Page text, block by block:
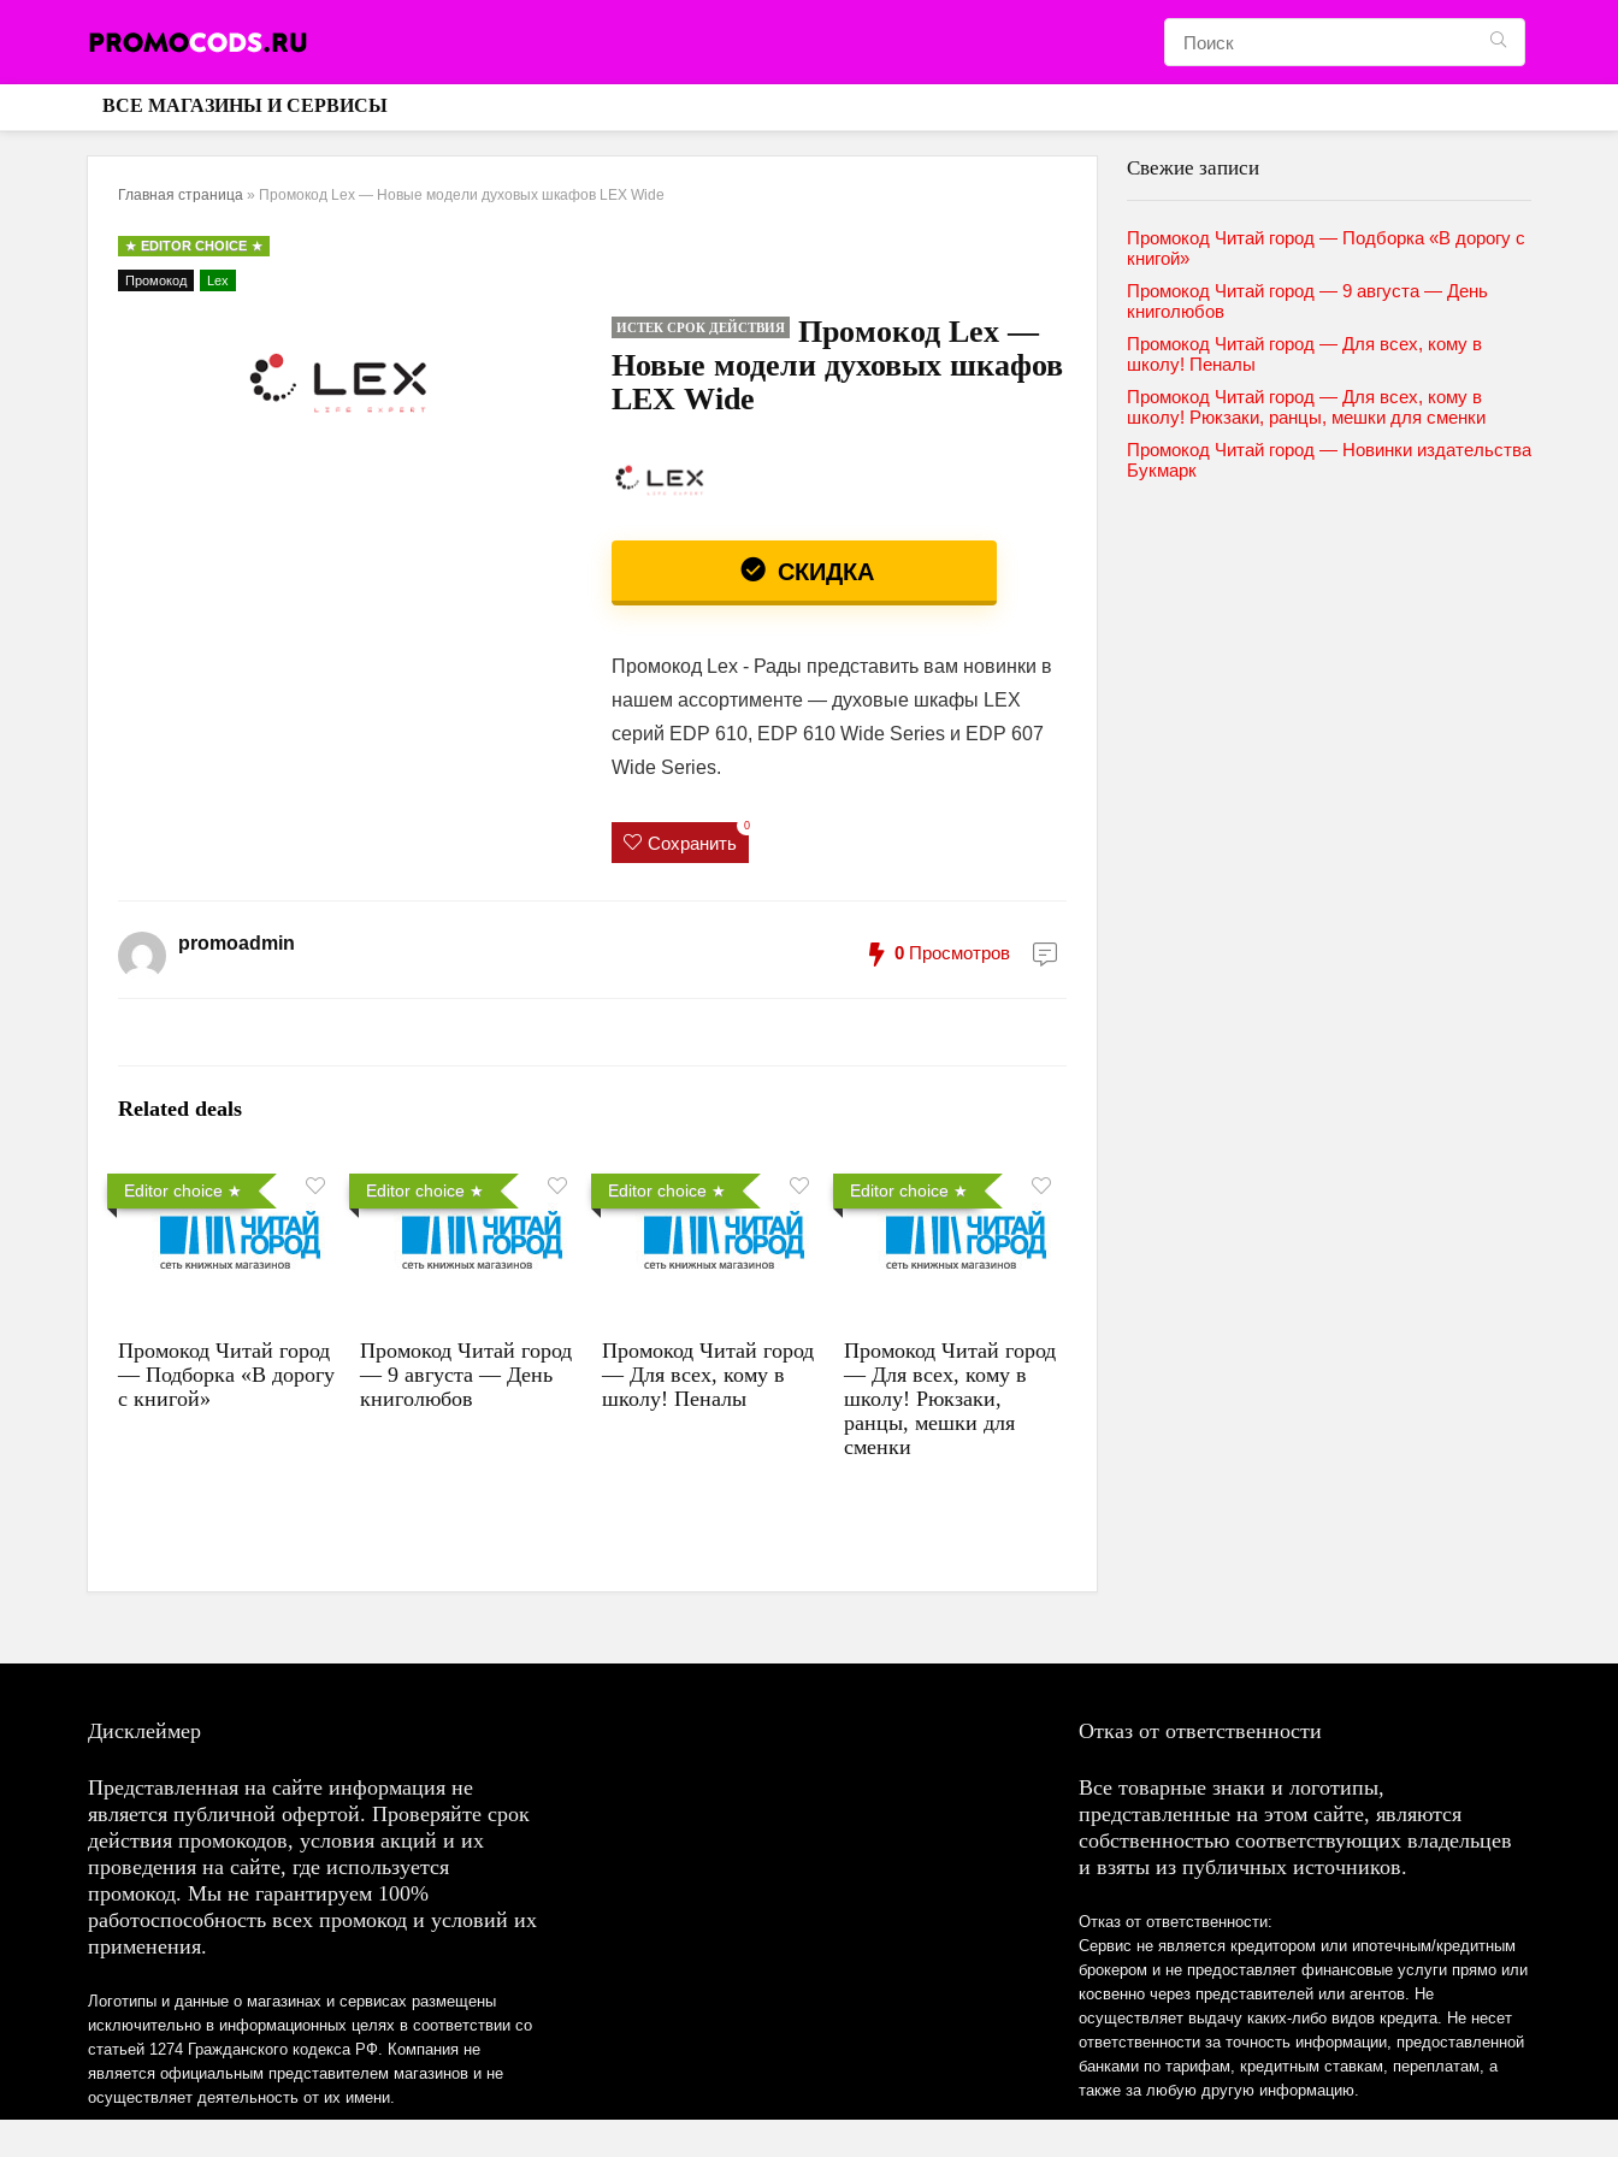
ВСЕ МАГАЗИНЫ И СЕРВИСЫ
Главная страница » Промокод Lex — Новые модели духовых шкафов LEX Wide
EDITOR CHOICE
Промокод Lex
ИСТЕК СРОК ДЕЙСТВИЯ
Промокод Lex —
Новые модели духовых шкафов
LEX Wide
СКИДКА
Промокод Lex - Рады представить вам новинки в
нашем ассортименте — духовые шкафы LEX
серий EDP 610, EDP 610 Wide Series и EDP 607
Wide Series.
Сохранить
0
promoadmin 0 Просмотров
Related deals
Editor choice
Промокод Читай город
— Подборка «В дорогу
с книгой»
Editor choice
Промокод Читай город
— 9 августа — День
книголюбов
Editor choice
Промокод Читай город
— Для всех, кому в
школу! Пеналы
Editor choice
Промокод Читай город
— Для всех, кому в
школу! Рюкзаки,
ранцы, мешки для
сменки
Свежие записи
Промокод Читай город — Подборка «В дорогу с
книгой»
Промокод Читай город — 9 августа — День
книголюбов
Промокод Читай город — Для всех, кому в
школу! Пеналы
Промокод Читай город — Для всех, кому в
школу! Рюкзаки, ранцы, мешки для сменки
Промокод Читай город — Новинки издательства
Букмарк
Дисклеймер
Представленная на сайте информация не
является публичной офертой. Проверяйте срок
действия промокодов, условия акций и их
проведения на сайте, где используется
промокод. Мы не гарантируем 100%
работоспособность всех промокод и условий их
применения.
Логотипы и данные о магазинах и сервисах размещены
исключительно в информационных целях в соответствии со
статьей 1274 Гражданского кодекса РФ. Компания не
является официальным представителем магазинов и не
осуществляет деятельность от их имени.
Отказ от ответственности
Все товарные знаки и логотипы,
представленные на этом сайте, являются
собственностью соответствующих владельцев
и взяты из публичных источников.
Отказ от ответственности:
Сервис не является кредитором или ипотечным/кредитным
брокером и не предоставляет финансовые услуги прямо или
косвенно через представителей или агентов. Не
осуществляет выдачу каких-либо видов кредита. Не несет
ответственности за точность информации, предоставленной
банками по тарифам, кредитным ставкам, переплатам, а
также за любую другую информацию.